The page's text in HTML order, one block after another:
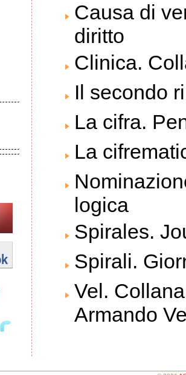
Causa di
diritto
Clinica.
Il secondo
La cifra.
La
logica
Spirales.
Spirali.
Vel.
Armando